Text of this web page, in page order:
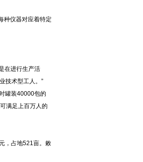
种仪器对应着特定
在进行生产活
技术型工人。”
罐装40000包的
满足上百万人的
，占地521亩。敕